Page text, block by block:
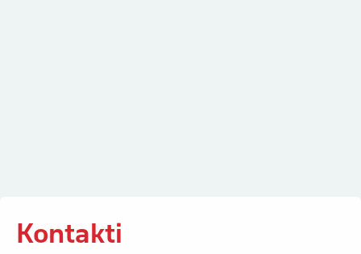
Kontakti